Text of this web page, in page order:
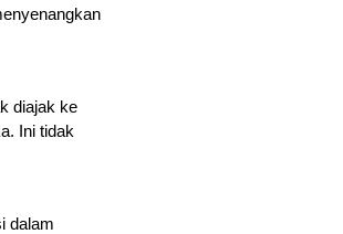
diajak ke
Ini tidak
dalam